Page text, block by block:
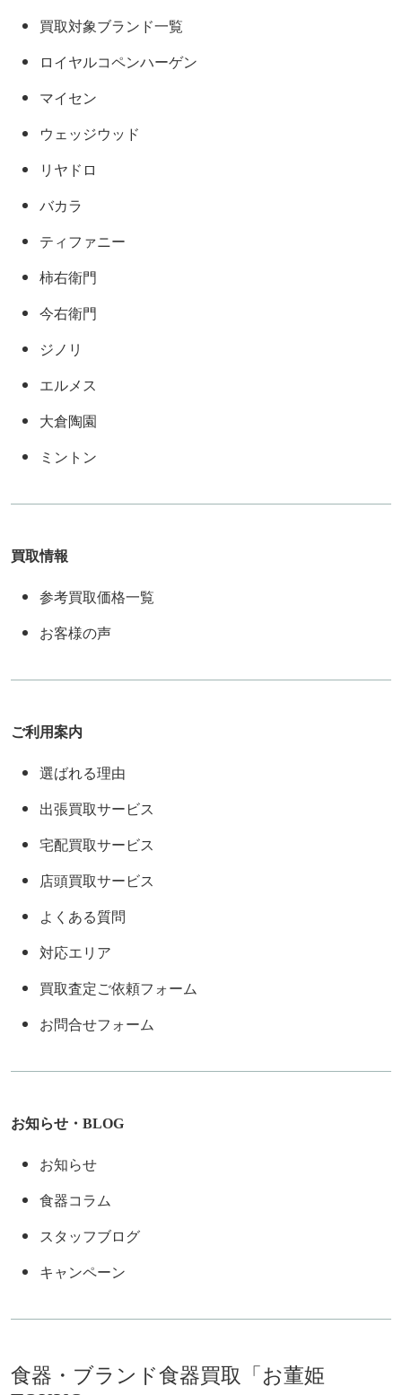
買取対象ブランド一覧
ロイヤルコペンハーゲン
マイセン
ウェッジウッド
リヤドロ
バカラ
ティファニー
柿右衛門
今右衛門
ジノリ
エルメス
大倉陶園
ミントン
買取情報
参考買取価格一覧
お客様の声
ご利用案内
選ばれる理由
出張買取サービス
宅配買取サービス
店頭買取サービス
よくある質問
対応エリア
買取査定ご依頼フォーム
お問合せフォーム
お知らせ・BLOG
お知らせ
食器コラム
スタッフブログ
キャンペーン
食器・ブランド食器買取「お董姫